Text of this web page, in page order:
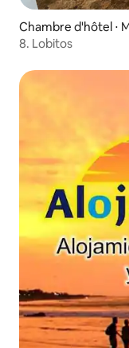
Chambre d'hôtel ⋅
8. Lobitos